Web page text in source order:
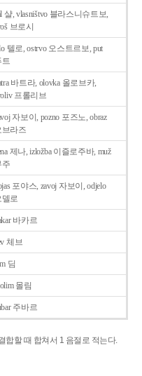
샬, vlasništvo 블라스니슈트보,
브로시
텔로, ostrvo 오스트르보, put
트
바트라, olovka 올로브카,
프롤리브
자보이, pozno 포즈노, obraz
브라즈
제나, izložba 이즐로주바, muž
주
포야스, zavoj 자보이, odjelo
델로
바카르
체브
딤
몰림
주바르
합할 때 합쳐서 1 음절로 적는다.